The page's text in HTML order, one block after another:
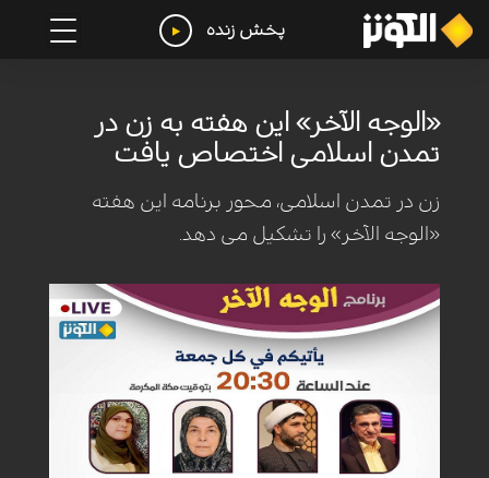
پخش زنده
«الوجه الآخر» این هفته به زن در
تمدن اسلامی اختصاص یافت
زن در تمدن اسلامی، محور برنامه این هفته
«الوجه الآخر» را تشکیل می دهد.